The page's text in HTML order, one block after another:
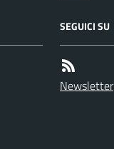
SEGUICI SU
Newsletter